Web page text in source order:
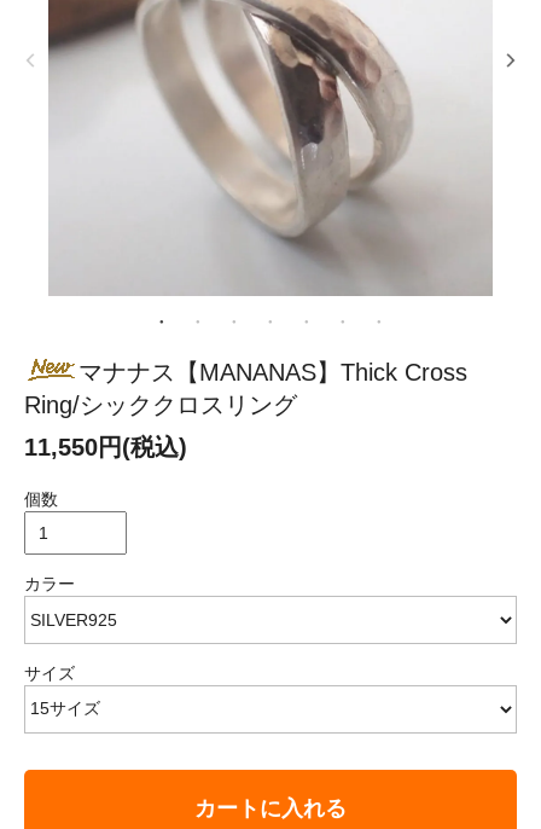
マナナス【MANANAS】Thick Cross
Ring/シッククロスリング
11,550円(税込)
個数
カラー
サイズ
カートに入れる